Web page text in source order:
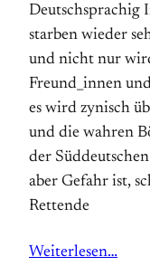
Deutschsprachig
starben wieder
und nicht nur
Freund_innen
es wird zynisch
und die wahren
der
aber Gefahr ist,
Rettende
Weiterlesen…